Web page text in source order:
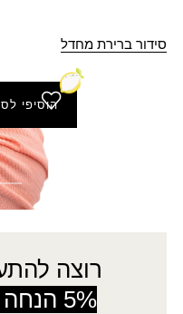
סידור ברירת מחדל
הוסיפי
רוצה
5% הנחה